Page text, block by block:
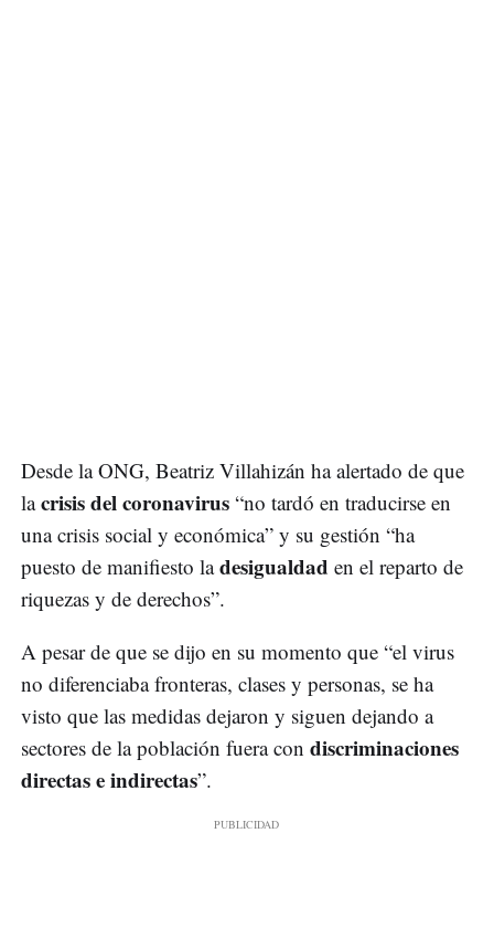
Desde la ONG, Beatriz Villahizán ha alertado de que
lacrisis del coronavirus “no tardó en traducirse en
una crisis social y económica” y su gestión “ha
puesto de manifiesto ladesigualdad en el reparto de
riquezas y de derechos”.
A pesar de que se dijo en su momento que “el virus
no diferenciaba fronteras, clases y personas, se ha
visto que las medidas dejaron y siguen dejando a
sectores de la población fuera con discriminaciones
directas e indirectas”.